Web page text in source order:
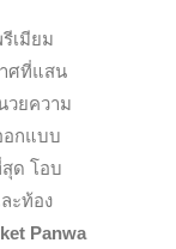
เมียม
าศที่แสน
วยความ
อกแบบ
ด โอบ
ะท้อง
Panwa